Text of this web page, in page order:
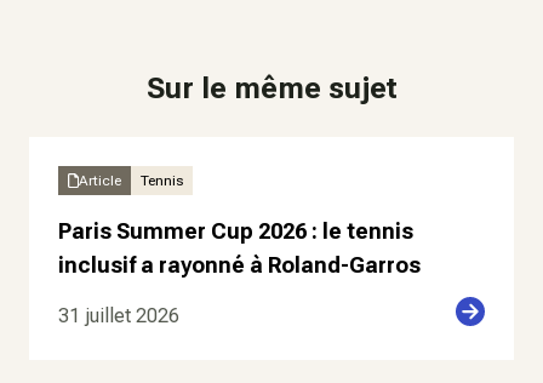
Sur le même sujet
Article Tennis
Paris Summer Cup 2026 : le tennis
inclusif a rayonné à Roland-Garros
31 juillet 2026